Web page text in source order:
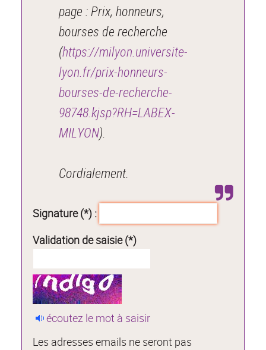
page : Prix, honneurs,
bourses de recherche
(https://milyon.universite-
lyon.fr/prix-honneurs-
bourses-de-recherche-
98748.kjsp?RH=LABEX-
MILYON).
Cordialement.
Signature (*) :
Validation de saisie (*)
écoutez le mot à saisir
Les adresses emails ne seront pas